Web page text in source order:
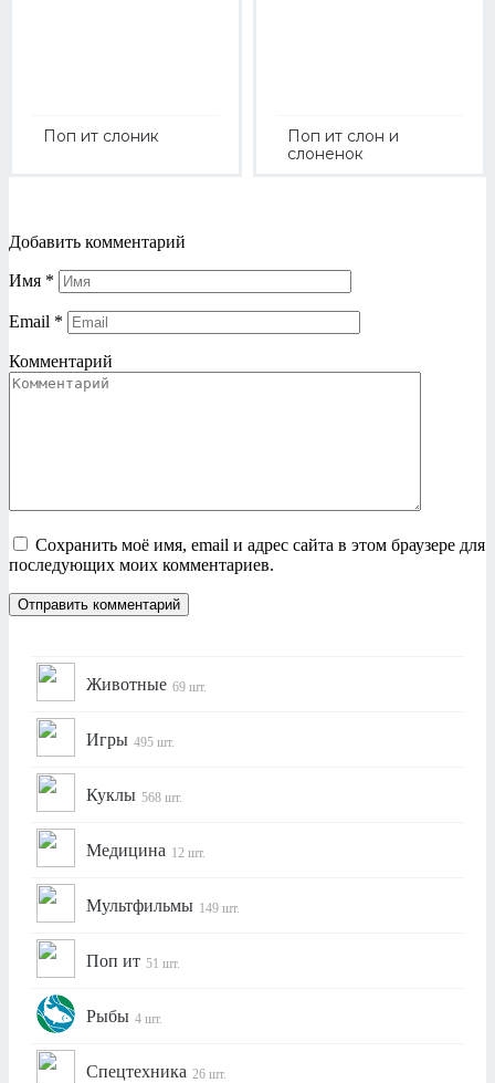
Поп ит слоник
Поп ит слон и
слоненок
Добавить комментарий
Имя *
Email *
Комментарий
Сохранить моё имя, email и адрес сайта в этом браузере для
последующих моих комментариев.
Животные 69 шт.
Игры 495 шт.
Куклы 568 шт.
Медицина 12 шт.
Мультфильмы 149 шт.
Поп ит 51 шт.
Рыбы 4 шт.
Спецтехника 26 шт.